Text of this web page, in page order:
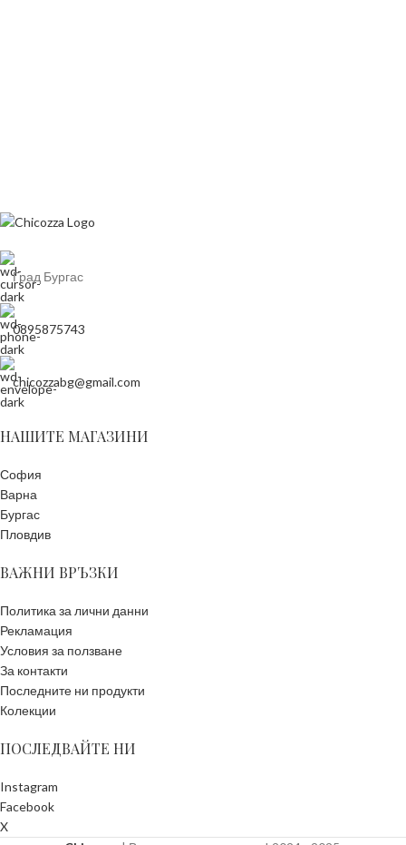
Град Бургас
0895875743
chicozzabg@gmail.com
НАШИТЕ МАГАЗИНИ
София
Варна
Бургас
Пловдив
ВАЖНИ ВРЪЗКИ
Политика за лични данни
Рекламация
Условия за ползване
За контакти
Последните ни продукти
Колекции
ПОСЛЕДВАЙТЕ НИ
Instagram
Facebook
X